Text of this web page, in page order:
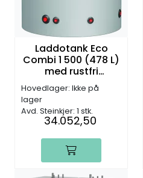
Laddotank Eco
Combi 1 500 (478 L)
med rustfri
tappevannspiral -
Ø750 x H1620mm
Hovedlager: Ikke på
lager
Avd. Steinkjer: 1 stk.
34.052,50